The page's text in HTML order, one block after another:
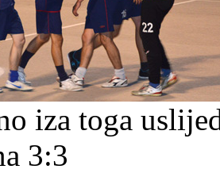
iza toga
3:3